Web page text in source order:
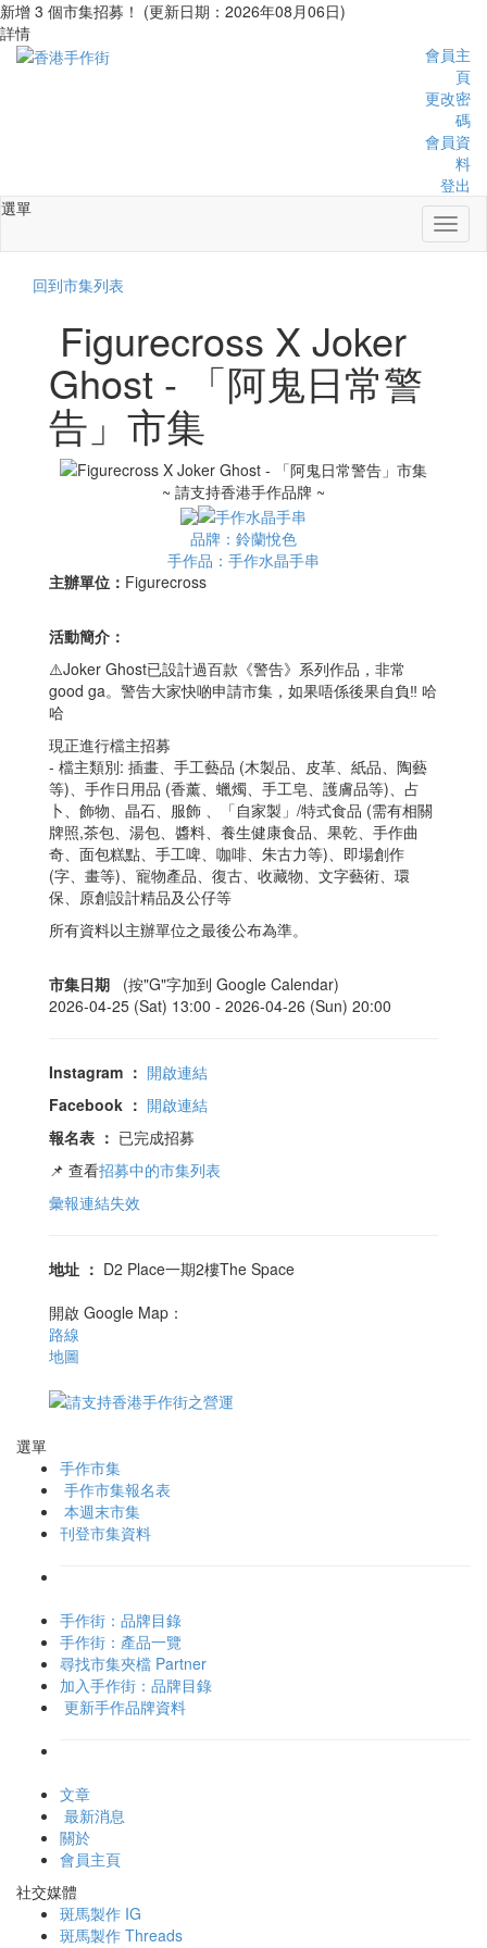
新增 3 個市集招募！ (更新日期：2026年08月06日)
詳情
會員主
頁
更改密
碼
會員資
料
登出
選單
回到市集列表
Figurecross X Joker
Ghost - 「阿鬼日常警
告」市集
~ 請支持香港手作品牌 ~
品牌：鈴蘭悅色
手作品：手作水晶手串
主辦單位： Figurecross
活動簡介：
⚠️Joker Ghost已設計過百款《警告》系列作品，非常
good ga。警告大家快啲申請市集，如果唔係後果自負‼️ 哈
哈
現正進行檔主招募
- 檔主類別: 插畫、手工藝品 (木製品、皮革、紙品、陶藝
等)、手作日用品 (香薰、蠟燭、手工皂、護膚品等)、占
卜、飾物、晶石、服飾 、「自家製」/特式食品 (需有相關
牌照,茶包、湯包、醬料、養生健康食品、果乾、手作曲
奇、面包糕點、手工啤、咖啡、朱古力等)、即場創作
(字、畫等)、寵物產品、復古、收藏物、文字藝術、環
保、原創設計精品及公仔等
所有資料以主辦單位之最後公布為準。
市集日期
(按"G"字加到 Google Calendar)
2026-04-25 (Sat) 13:00 - 2026-04-26 (Sun) 20:00
Instagram ： 開啟連結
Facebook ： 開啟連結
報名表 ： 已完成招募
📌 查看招募中的市集列表
彙報連結失效
地址 ： D2 Place一期2樓The Space
開啟 Google Map：
路線
地圖
選單
手作市集
手作市集報名表
本週末市集
刊登市集資料
手作街：品牌目錄
手作街：產品一覽
尋找市集夾檔 Partner
加入手作街：品牌目錄
更新手作品牌資料
文章
最新消息
關於
會員主頁
社交媒體
斑馬製作 IG
斑馬製作 Threads